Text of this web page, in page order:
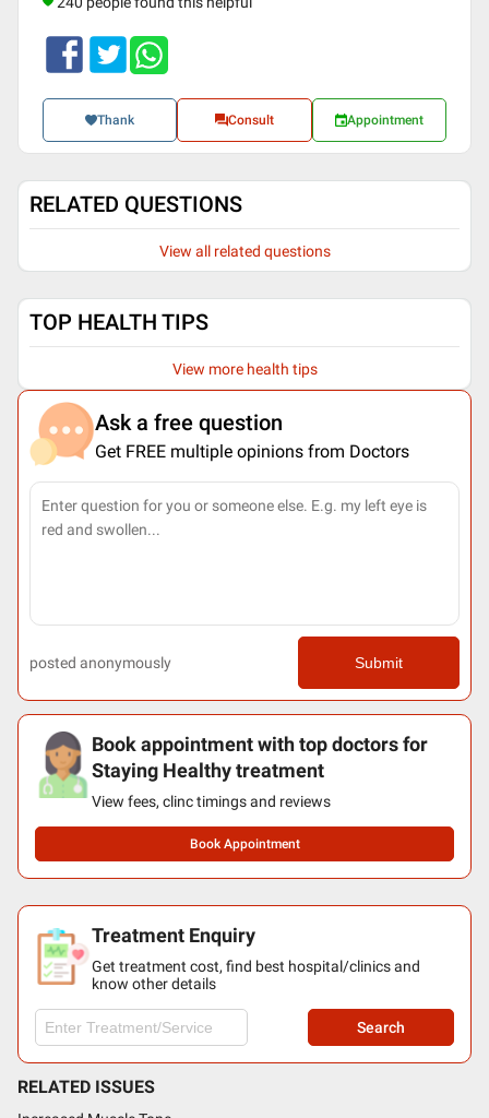
Thank Consult Appointment
RELATED QUESTIONS
View all related questions
TOP HEALTH TIPS
View more health tips
Ask a free question
Get FREE multiple opinions from Doctors
posted anonymously Submit
Book appointment with top doctors for
Staying Healthy treatment
View fees, clinc timings and reviews
Book Appointment
Treatment Enquiry
Get treatment cost, find best hospital/clinics and
know other details
Search
RELATED ISSUES